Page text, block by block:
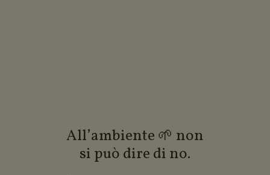
All’ambiente 🌱 non
si può dire di no.